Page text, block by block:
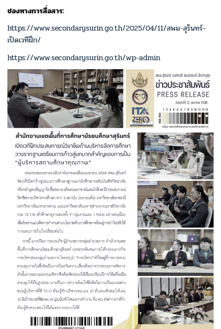
ช่องทางการสื่อสาร:
https://www.secondarysurin.go.th/2025/04/11/สพม-สุรินทร์-
เปิดเวทีฝึก/
https://www.secondarysurin.go.th/wp-admin